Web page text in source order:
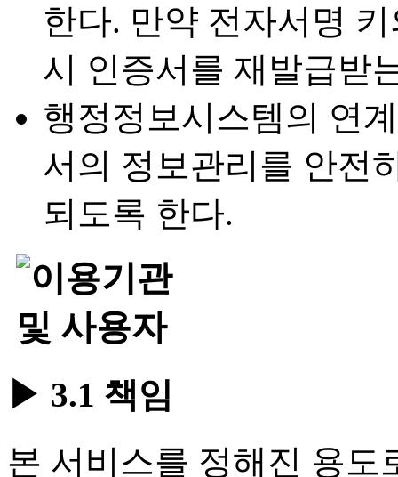
한다. 만약 전자서명
시 인증서를 재발급받
행정정보시스템의 연
서의 정보관리를 안전
되도록 한다.
▶ 3.1 책임
본 서비스를 정해진 용도